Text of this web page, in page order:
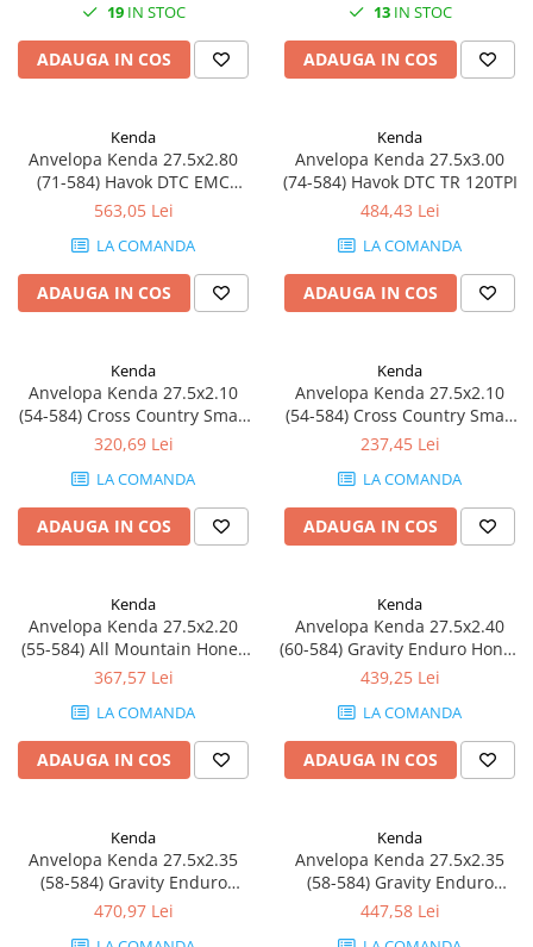
19IN STOC
ADAUGA IN COS
13IN STOC
ADAUGA IN COS
Kenda
Anvelopa Kenda 27.5x2.80
(71-584) Havok DTC EMC
120TPI
563,05 Lei
LA COMANDA
ADAUGA IN COS
Kenda
Anvelopa Kenda 27.5x3.00
(74-584) Havok DTC TR 120TPI
484,43 Lei
LA COMANDA
ADAUGA IN COS
Kenda
Anvelopa Kenda 27.5x2.10
(54-584) Cross Country Small
Block 8 DTC 60TPI
320,69 Lei
LA COMANDA
ADAUGA IN COS
Kenda
Anvelopa Kenda 27.5x2.10
(54-584) Cross Country Small
Block 8 DTC 60TPI
237,45 Lei
LA COMANDA
ADAUGA IN COS
Kenda
Anvelopa Kenda 27.5x2.20
(55-584) All Mountain Honey
Badger DTC SCT 120Tpi
367,57 Lei
LA COMANDA
ADAUGA IN COS
Kenda
Anvelopa Kenda 27.5x2.40
(60-584) Gravity Enduro Honey
Badger DH DTC-DH LGC
439,25 Lei
LA COMANDA
ADAUGA IN COS
Kenda
Anvelopa Kenda 27.5x2.35
(58-584) Gravity Enduro
Nevegal DTC-DH LGC 120Tpi
470,97 Lei
Kenda
Anvelopa Kenda 27.5x2.35
(58-584) Gravity Enduro
Nevegal DTC SCT 120Tpi
447,58 Lei